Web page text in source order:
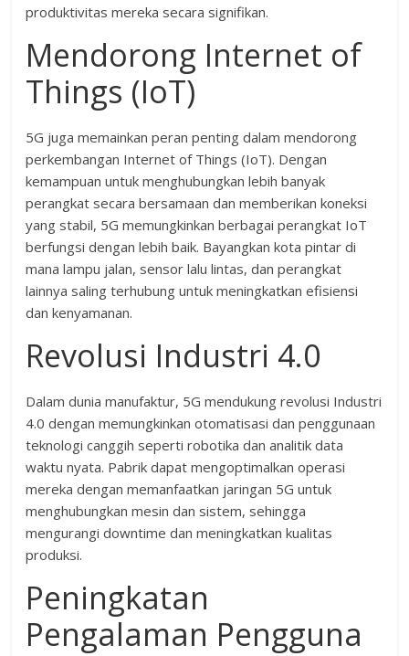
produktivitas mereka secara signifikan.
Mendorong Internet of
Things (IoT)
5G juga memainkan peran penting dalam mendorong
perkembangan Internet of Things (IoT). Dengan
kemampuan untuk menghubungkan lebih banyak
perangkat secara bersamaan dan memberikan koneksi
yang stabil, 5G memungkinkan berbagai perangkat IoT
berfungsi dengan lebih baik. Bayangkan kota pintar di
mana lampu jalan, sensor lalu lintas, dan perangkat
lainnya saling terhubung untuk meningkatkan efisiensi
dan kenyamanan.
Revolusi Industri 4.0
Dalam dunia manufaktur, 5G mendukung revolusi Industri
4.0 dengan memungkinkan otomatisasi dan penggunaan
teknologi canggih seperti robotika dan analitik data
waktu nyata. Pabrik dapat mengoptimalkan operasi
mereka dengan memanfaatkan jaringan 5G untuk
menghubungkan mesin dan sistem, sehingga
mengurangi downtime dan meningkatkan kualitas
produksi.
Peningkatan
Pengalaman Pengguna